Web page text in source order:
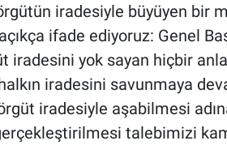
iradesiyle büyüyen bir
ifade ediyoruz: Genel
iradesini yok sayan hiçbir
iradesini savunmaya
iradesiyle aşabilmesi
talebimizi